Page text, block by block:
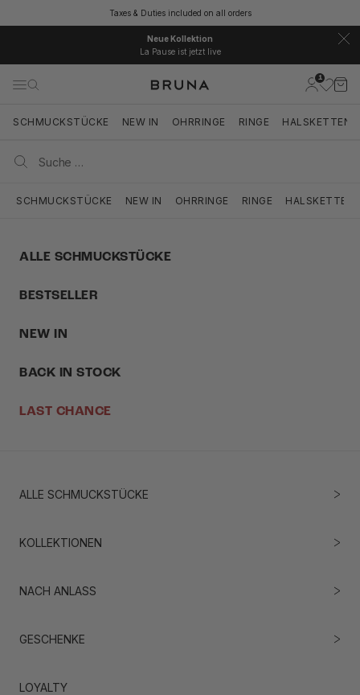
Taxes & Duties included on all orders
Neue Kollektion
La Pause ist jetzt live
BRUNA
Navigationsmenü öffnen
Suche öffnen
1
Suche
SCHMUCKSTÜCKE NEW IN OHRRINGE RINGE HALSKETTEN
SCHMUCKSTÜCKE NEW IN OHRRINGE RINGE HALSKETTEN
ALLE SCHMUCKSTÜCKE
BESTSELLER
NEW IN
BACK IN STOCK
LAST CHANCE
ALLE SCHMUCKSTÜCKE
KOLLEKTIONEN
NACH ANLASS
GESCHENKE
LOYALTY